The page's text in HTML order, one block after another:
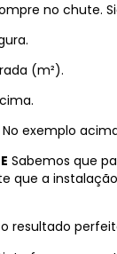
no chute.
(m²).
exemplo
Sabemos que
que a
resultado